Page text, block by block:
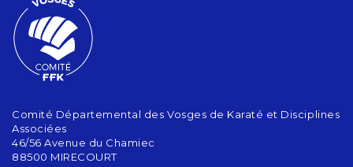
Comité Départemental des Vosges de Karaté et Disciplines
Associées
46/56 Avenue du Chamiec
88500 MIRECOURT